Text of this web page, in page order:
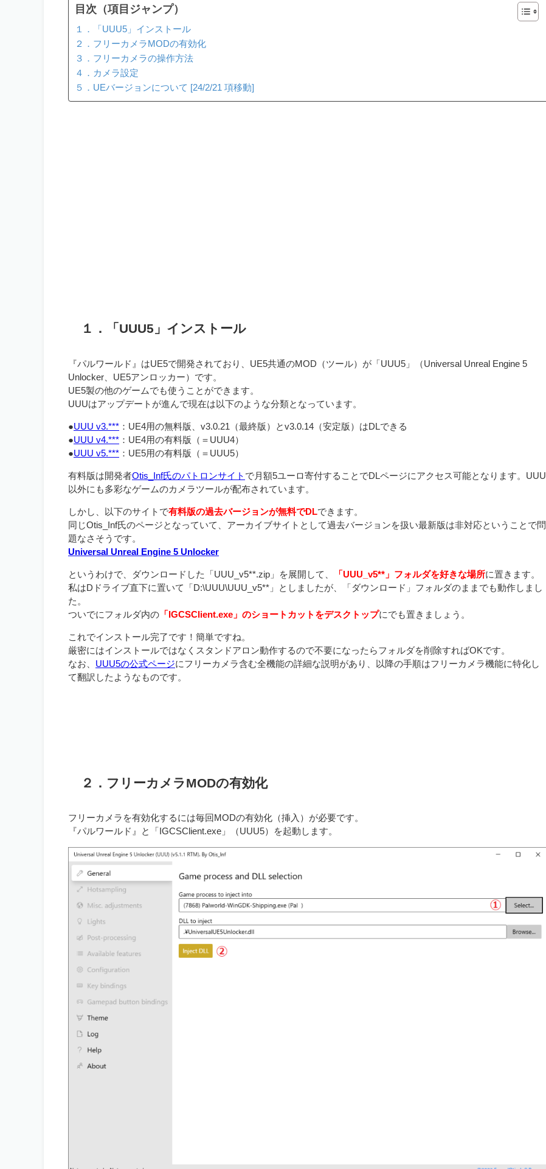
目次（項目ジャンプ）
１．「UUU5」インストール
２．フリーカメラMODの有効化
３．フリーカメラの操作方法
４．カメラ設定
５．UEバージョンについて [24/2/21 項移動]
１．「UUU5」インストール
『パルワールド』はUE5で開発されており、UE5共通のMOD（ツール）が「UUU5」（Universal Unreal Engine 5
Unlocker、UE5アンロッカー）です。
UE5製の他のゲームでも使うことができます。
UUUはアップデートが進んで現在は以下のような分類となっています。
●UUU v3.*** ：UE4用の無料版、v3.0.21（最終版）とv3.0.14（安定版）はDLできる
●UUU v4.*** ：UE4用の有料版（＝UUU4）
●UUU v5.*** ：UE5用の有料版（＝UUU5）
有料版は開発者Otis_Inf氏のパトロンサイト で月額5ユーロ寄付することでDLページにアクセス可能となります。UUU
以外にも多彩なゲームのカメラツールが配布されています。
しかし、以下のサイトで有料版の過去バージョンが無料でDL できます。
同じOtis_Inf氏のページとなっていて、アーカイブサイトとして過去バージョンを扱い最新版は非対応ということで問
題なさそうです。
Universal Unreal Engine 5 Unlocker
というわけで、ダウンロードした「UUU_v5**.zip」を展開して、 「UUU_v5**」フォルダを好きな場所に置きます。
私はDドライブ直下に置いて「D:\UUU\UUU_v5**」としましたが、「ダウンロード」フォルダのままでも動作しまし
た。
ついでにフォルダ内の 「IGCSClient.exe」のショートカットをデスクトップにでも置きましょう。
これでインストール完了です！簡単ですね。
厳密にはインストールではなくスタンドアロン動作するので不要になったらフォルダを削除すればOKです。
なお、 UUU5の公式ページにフリーカメラ含む全機能の詳細な説明があり、以降の手順はフリーカメラ機能に特化し
て翻訳したようなものです。
２．フリーカメラMODの有効化
フリーカメラを有効化するには毎回MODの有効化（挿入）が必要です。
『パルワールド』と「IGCSClient.exe」（UUU5）を起動します。